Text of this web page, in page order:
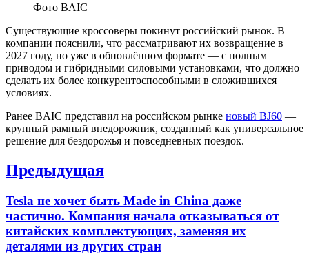
Фото BAIC
Существующие кроссоверы покинут российский рынок. В
компании пояснили, что рассматривают их возвращение в
2027 году, но уже в обновлённом формате — с полным
приводом и гибридными силовыми установками, что должно
сделать их более конкурентоспособными в сложившихся
условиях.
Ранее BAIC представил на российском рынке новый BJ60 —
крупный рамный внедорожник, созданный как универсальное
решение для бездорожья и повседневных поездок.
Навигация
записям
Предыдущая
Previous
Tesla не хочет быть Made in China даже
частично. Компания начала отказываться от
китайских комплектующих, заменяя их
деталями из других стран